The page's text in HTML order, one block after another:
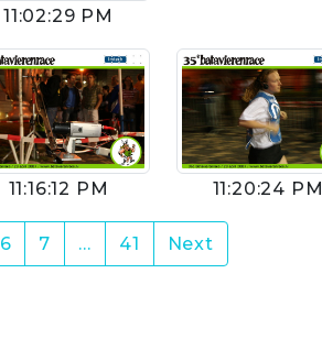
11:02:29 PM
11:16:12 PM 11:20:24 PM
6 7 … 41 Next